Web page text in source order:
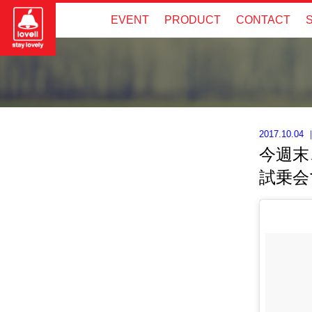
EVENT PRODUCT CONTACT
2017.10.04
今週
試乗